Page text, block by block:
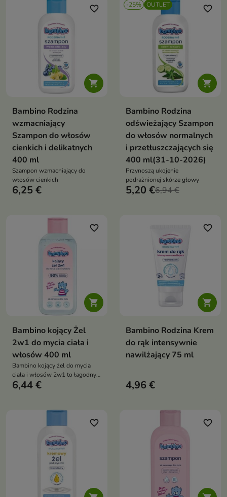

favorite_border
Bambino Rodzina
wzmacniający
Szampon do włosów
cienkich i delikatnych
400 ml
Szampon wzmacniający do
włosów cienkich
6,25 €
-25% OUTLET

favorite_border
Bambino Rodzina
odświeżający Szampon
do włosów normalnych
i przetłuszczających się
400 ml(31-10-2026)
Przynoszą ukojenie
podrażnionej skórze głowy
5,20 €6,94 €

favorite_border
Bambino kojący Żel
2w1 do mycia ciała i
włosów 400 ml
Bambino kojący żel do mycia
ciała i włosów 2w1 to łagodny
kosmetyk do oczyszczania
6,44 €

favorite_border
Bambino Rodzina Krem
do rąk intensywnie
nawilżający 75 ml
4,96 €
favorite_border favorite_border